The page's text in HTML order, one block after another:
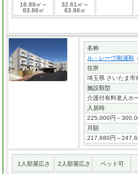
16.89㎡～
83.86㎡
32.61㎡～
83.86㎡
名称
ル・レーヴ南浦和
住所
埼玉県 さいたま市
施設類型
介護付有料老人ホ
入居時
225,000円～
月額
217,680円～
1人部屋広さ 2人部屋広さ ペット可